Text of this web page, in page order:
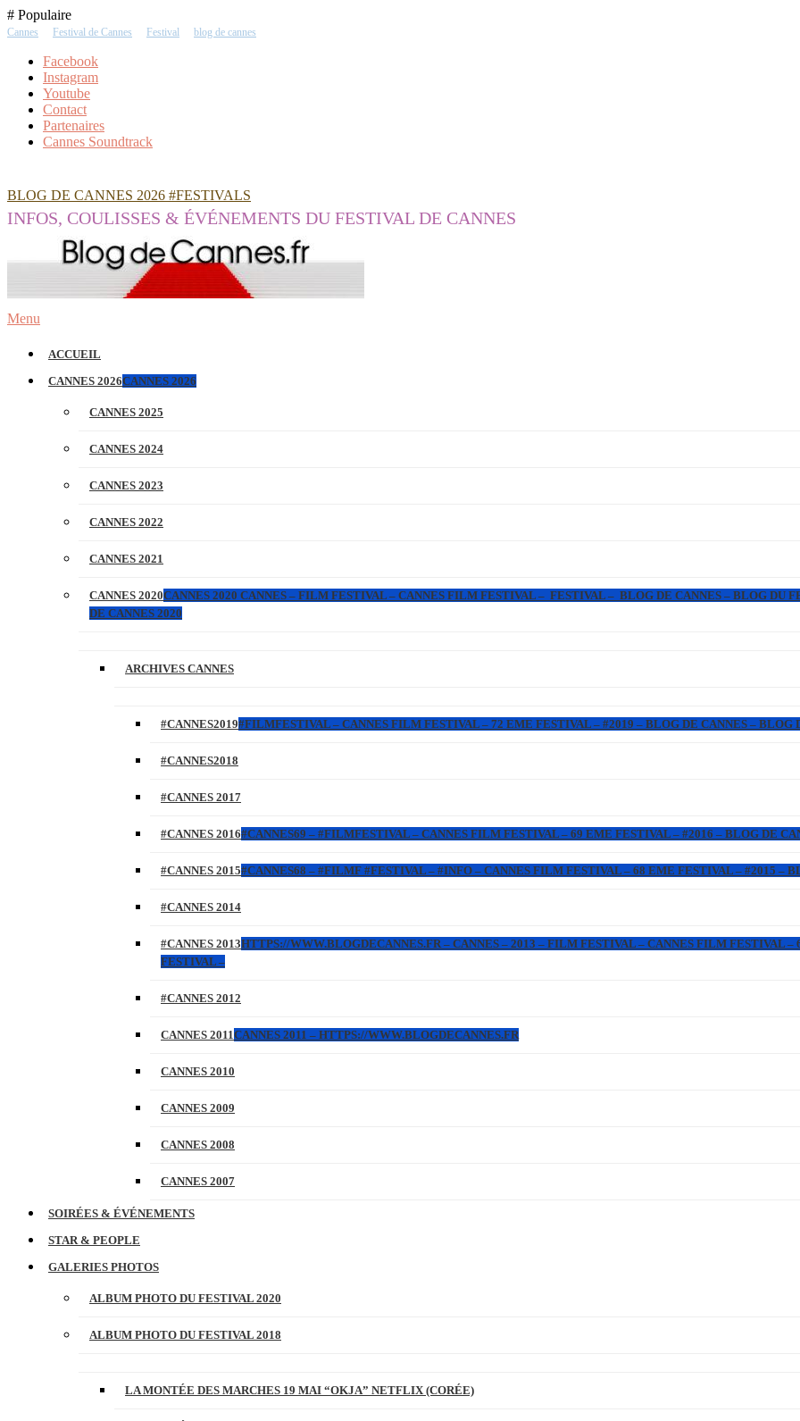
Skip
To
# Populaire
Cannes Festival de Cannes Festival blog de cannes
Facebook
Instagram
Youtube
Contact
Partenaires
Cannes Soundtrack
BLOG DE CANNES 2026 #FESTIVALS
INFOS, COULISSES & ÉVÉNEMENTS DU FESTIVAL DE CANNES
Menu
ACCUEIL
CANNES 2026CANNES 2026
CANNES 2025
CANNES 2024
CANNES 2023
CANNES 2022
CANNES 2021
CANNES 2020CANNES 2020 CANNES – FILM FESTIVAL – CANNES FILM FESTIVAL – FESTIVAL – BLOG DE CANNES – BLOG DU
DE CANNES 2020
ARCHIVES CANNES
#CANNES2019#FILMFESTIVAL – CANNES FILM FESTIVAL – 72 EME FESTIVAL – #2019 – BLOG DE CANNES – BLOG
#CANNES2018
#CANNES 2017
#CANNES 2016#CANNES69 – #FILMFESTIVAL – CANNES FILM FESTIVAL – 69 EME FESTIVAL – #2016 – BLOG DE
#CANNES 2015#CANNES68 – #FILMF #FESTIVAL – #INFO – CANNES FILM FESTIVAL – 68 EME FESTIVAL – #2015 –
#CANNES 2014
#CANNES 2013HTTPS://WWW.BLOGDECANNES.FR – CANNES – 2013 – FILM FESTIVAL – CANNES FILM FESTIVAL
FESTIVAL –
#CANNES 2012
CANNES 2011CANNES 2011 – HTTPS://WWW.BLOGDECANNES.FR
CANNES 2010
CANNES 2009
CANNES 2008
CANNES 2007
SOIRÉES & ÉVÉNEMENTS
STAR & PEOPLE
GALERIES PHOTOS
ALBUM PHOTO DU FESTIVAL 2020
ALBUM PHOTO DU FESTIVAL 2018
LA MONTÉE DES MARCHES 19 MAI “OKJA” NETFLIX (CORÉE)